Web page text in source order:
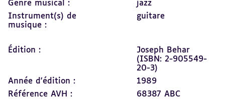
Genre musical :
jazz
Instrument(s) de
musique :
guitare
Édition :
Joseph Behar
(ISBN: 2-905549-
20-3)
Année d'édition :
1989
Référence AVH :
68387 ABC